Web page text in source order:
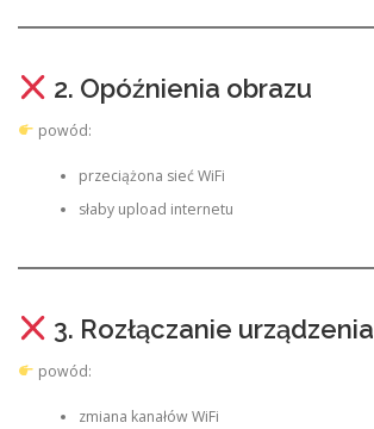
2. Opóźnienia obrazu
powód:
przeciążona sieć WiFi
słaby upload internetu
3. Rozłączanie urządzenia
powód:
zmiana kanałów WiFi